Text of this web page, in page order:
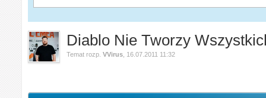
Diablo Nie Tworzy
Temat rozp.VVirus 16.07.2011 11:32